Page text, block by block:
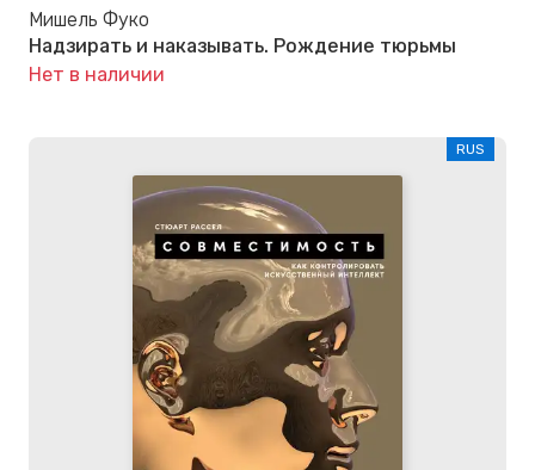
Мишель Фуко
Надзирать и наказывать. Рождение тюрьмы
Нет в наличии
RUS